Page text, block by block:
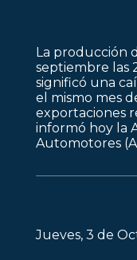
La producción
septiembre las
significó una
el mismo mes
exportaciones
informó hoy la
Automotores
Jueves, 3 de